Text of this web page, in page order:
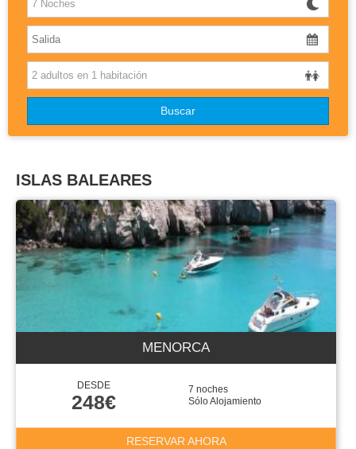
PALCARIBE
OTROS DESTINOS
Buscar
ISLAS BALEARES
MENORCA
DESDE
248€
7 noches
Sólo Alojamiento
RESERVAR AHORA